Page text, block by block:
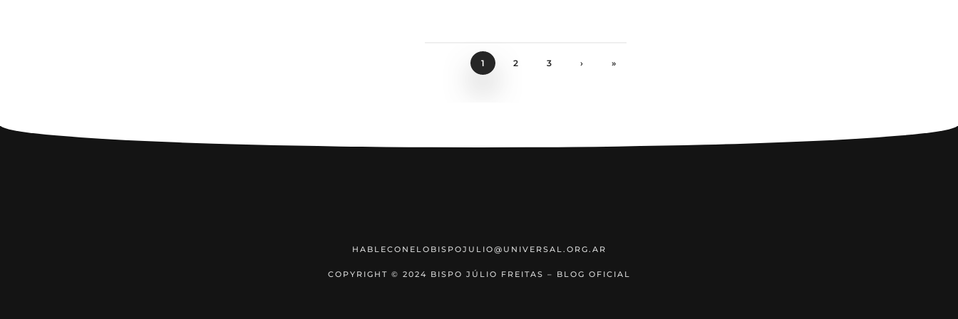
1 2 3 › »
HABLECONELOBISPOJULIO@UNIVERSAL.ORG.AR
COPYRIGHT © 2024 BISPO JÚLIO FREITAS – BLOG OFICIAL